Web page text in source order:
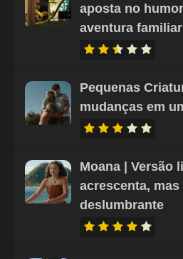
aposta no
aventura
Pequenas
mudanças em
Moana | Versão
acrescenta,
deslumbrante